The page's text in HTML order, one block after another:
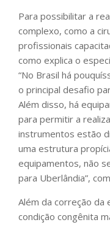
Para possibilitar a
complexo, como a
profissionais
como explica o
“No Brasil há
o principal desafio
Além disso, há
para permitir a
instrumentos estão
uma estrutura
equipamentos, não
para Uberlândia”,
Além da correção da
condição congênita